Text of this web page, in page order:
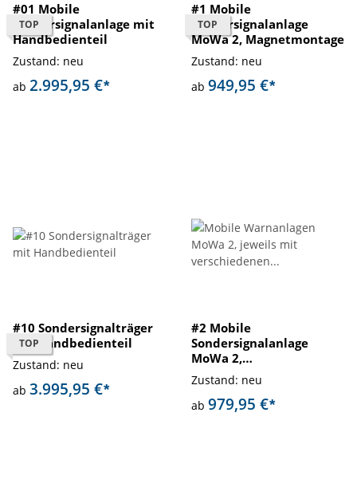
TOP
#01 Mobile
Sondersignalanlage mit
Handbedienteil
Zustand: neu
ab 2.995,95 €*
TOP
#1 Mobile
Sondersignalanlage
MoWa 2, Magnetmontage
Zustand: neu
ab 949,95 €*
TOP
#10 Sondersignalträger
mit Handbedienteil
Zustand: neu
ab 3.995,95 €*
#2 Mobile
Sondersignalanlage
MoWa 2,
Magnetmontage,
beschriftet
Zustand: neu
ab 979,95 €*